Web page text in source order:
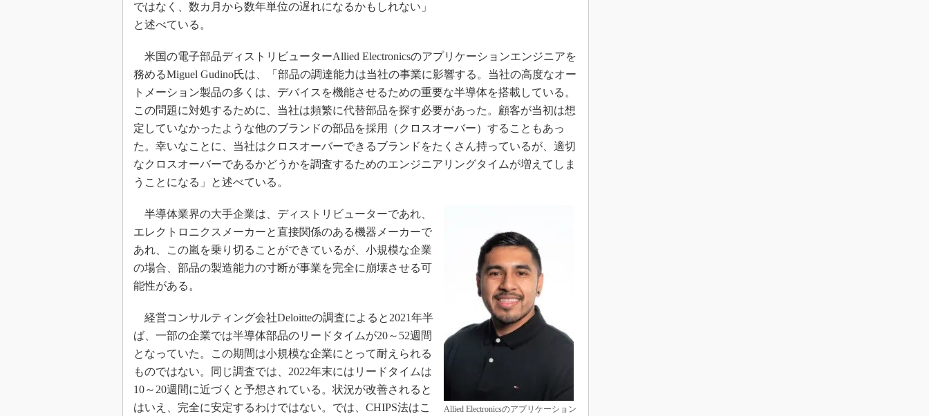
ではなく、数カ月から数年単位の遅れになるかもしれない」
と述べている。
米国の電子部品ディストリビューターAllied Electronicsのアプリケーションエンジニアを
務めるMiguel Gudino氏は、「部品の調達能力は当社の事業に影響する。当社の高度なオー
トメーション製品の多くは、デバイスを機能させるための重要な半導体を搭載している。
この問題に対処するために、当社は頻繁に代替部品を探す必要があった。顧客が当初は想
定していなかったような他のブランドの部品を採用（クロスオーバー）することもあっ
た。幸いなことに、当社はクロスオーバーできるブランドをたくさん持っているが、適切
なクロスオーバーであるかどうかを調査するためのエンジニアリングタイムが増えてしま
うことになる」と述べている。
Allied Electronicsのアプリケーション
半導体業界の大手企業は、ディストリビューターであれ、
エレクトロニクスメーカーと直接関係のある機器メーカーで
あれ、この嵐を乗り切ることができているが、小規模な企業
の場合、部品の製造能力の寸断が事業を完全に崩壊させる可
能性がある。
経営コンサルティング会社Deloitteの調査によると2021年半
ば、一部の企業では半導体部品のリードタイムが20～52週間
となっていた。この期間は小規模な企業にとって耐えられる
ものではない。同じ調査では、2022年末にはリードタイムは
10～20週間に近づくと予想されている。状況が改善されると
はいえ、完全に安定するわけではない。では、CHIPS法はこ